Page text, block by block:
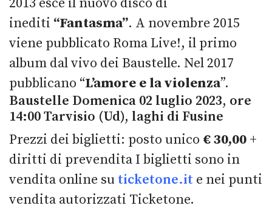
inediti “Fantasma”. A novembre 2015
viene pubblicato Roma Live!, il primo
album dal vivo dei Baustelle. Nel 2017
pubblicano “L’amore e la violenza”.
Baustelle Domenica 02 luglio 2023, ore
14:00 Tarvisio (Ud), laghi di Fusine
Prezzi dei biglietti: posto unico € 30,00 +
diritti di prevendita I biglietti sono in
vendita online su ticketone.it e nei punti
vendita autorizzati Ticketone.